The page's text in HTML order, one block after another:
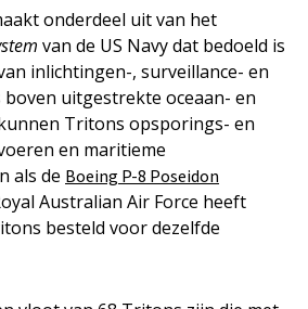
onderdeel uit van het
van de US Navy dat bedoeld is
inlichtingen-, surveillance- en
uitgestrekte oceaan- en
Tritons opsporings- en
en maritieme
als de Boeing P-8 Poseidon
Australian Air Force heeft
besteld voor dezelfde